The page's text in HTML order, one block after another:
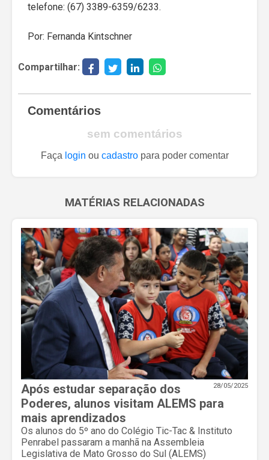
telefone: (67) 3389-6359/6233.
Por: Fernanda Kintschner
Compartilhar:
Comentários
sem comentários
Faça login ou cadastropara poder comentar
MATÉRIAS RELACIONADAS
28/05/2025
Após estudar separação dos
Poderes, alunos visitam ALEMS para
mais aprendizados
Os alunos do 5º ano do Colégio Tic-Tac & Instituto
Penrabel passaram a manhã na Assembleia
Legislativa de Mato Grosso do Sul (ALEMS)